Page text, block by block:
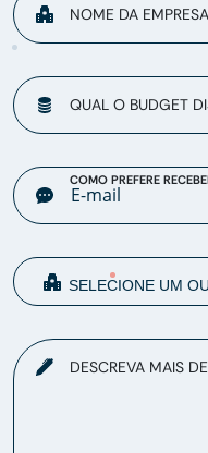
NOME DA EMPRESA
QUAL O BUDGET
COMO PREFERE
DESCREVA MAIS